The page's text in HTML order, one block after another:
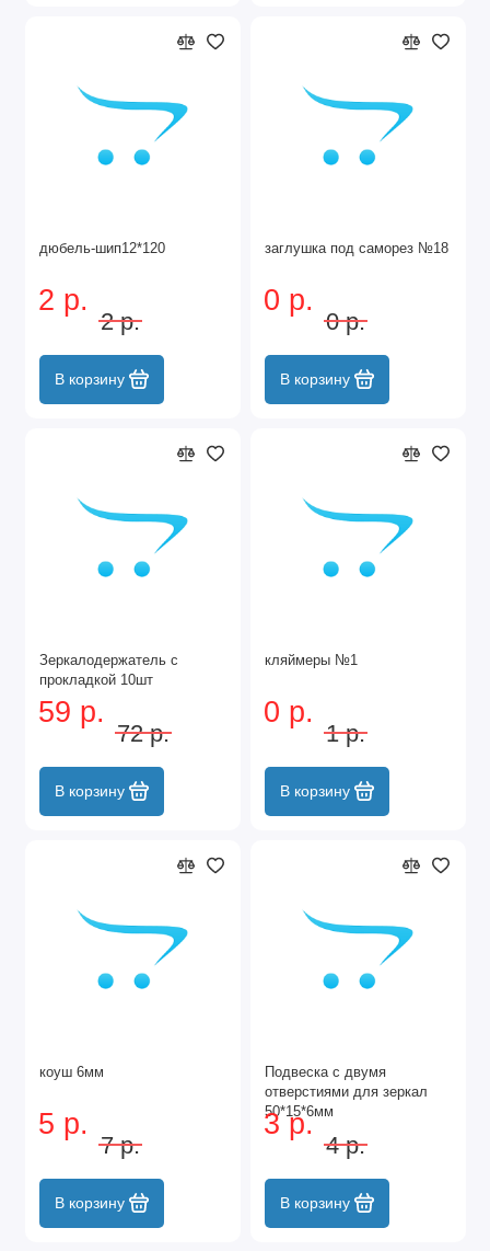
дюбель-шип12*120
2 р.
2 р.
В корзину
заглушка под саморез №18
0 р.
0 р.
В корзину
Зеркалодержатель с
прокладкой 10шт
59 р.
72 р.
В корзину
кляймеры №1
0 р.
1 р.
В корзину
коуш 6мм
5 р.
7 р.
В корзину
Подвеска с двумя
отверстиями для зеркал
50*15*6мм
3 р.
4 р.
В корзину